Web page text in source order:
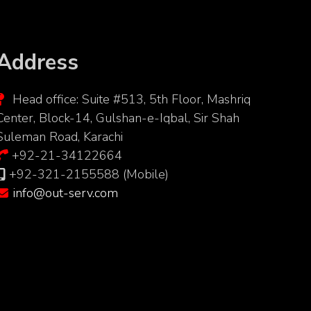
Head office: Suite #513, 5th Floor, Mashriq
Block-14, Gulshan-e-Iqbal, Sir Shah
Road, Karachi
+92-21-34122664
+92-321-2155588 (Mobile)
info@out-serv.com